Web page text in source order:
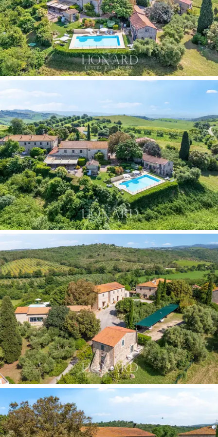
o máximo de privacidade, ideais para acomodar
hóspedes separadamente ou para proporcionar
momentos de total isolamento.
A propriedade conta com umaárea de bem-estar
completa, incluindo banheiro, sala de relaxamento,
sauna e banho turco,
externa de 153 m².
Este espaço constitui um oásis
particular de rejuvenescimento, perfeitamente
integrado ao ambiente natural da propriedade.
Umamoradia de 100 m², totalmente renovada em
2010e distribuída por dois pisos comjardim privativo
, completa o complexo residencial, oferecendo uma
solução independente e de alta qualidade. Uma casa de
campo de dois pisos com 67 m² acrescenta ainda mais
flexibilidade funcional à propriedade.
área agrícola da propriedade
compreende um
edifício de 1.700 m² destinado à agricultura,
dependências que totalizam aproximadamente 550 m²,
dois armazéns, um antigo estábulo, um galinheiro e um
depósito de lenha. Uma estrutura de pedra comadega
subterrâneae estacionamento coberto completam as
instalações de serviço, tudo perfeitamente integrado
ao ambiente rural.
Os cerca de67 hectares de terra,
predominantemente aráveis com oliveiras, árvores
frutíferas e cereais, beneficiam deduas fontes de
água naturaisque garantem a irrigação do pomar, da
horta e das áreas verdes. Todo o sistema de produção
égerido segundo um regime biológico certificado,